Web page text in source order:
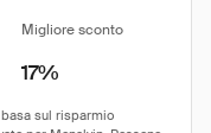
Migliore sconto
17%